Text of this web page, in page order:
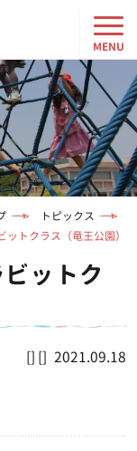
トピックス
トクラス（竜王公園）
ットク
2021.09.18